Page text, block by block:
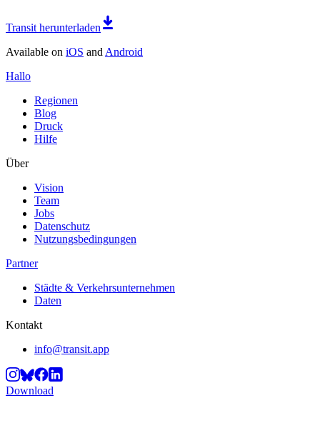
Transit herunterladen
Available on iOS and Android
Hallo
Regionen
Blog
Druck
Hilfe
Über
Vision
Team
Jobs
Datenschutz
Nutzungsbedingungen
Partner
Städte & Verkehrsunternehmen
Daten
Kontakt
info@transit.app
Download